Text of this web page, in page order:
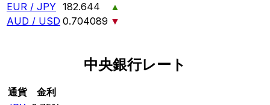
EUR / JPY 182.644
▲
AUD / USD 0.704089 ▼
中央銀行レート
通貨
金利